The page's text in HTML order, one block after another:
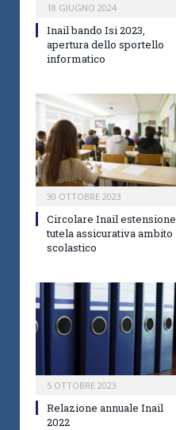
18 GIUGNO 2024
Inail bando Isi 2023,
apertura dello sportello
informatico
30 OTTOBRE 2023
Circolare Inail estensione
tutela assicurativa ambito
scolastico
5 OTTOBRE 2023
Relazione annuale Inail
2022